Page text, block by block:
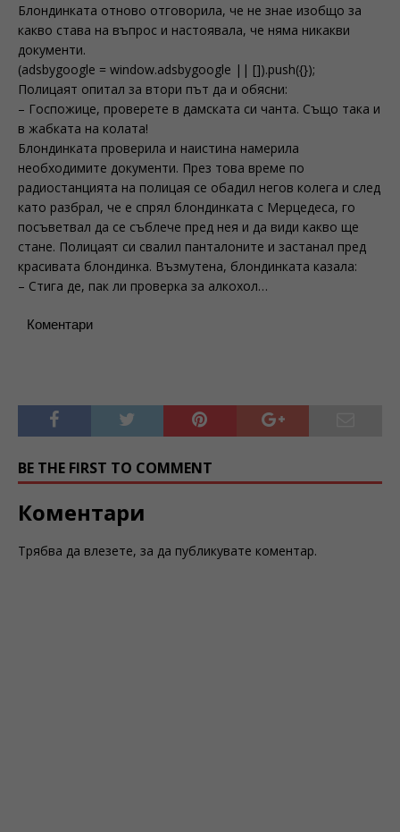
Блондинката отново отговорила, че не знае изобщо за
какво става на въпрос и настоявала, че няма никакви
документи.
(adsbygoogle = window.adsbygoogle || []).push({});
Полицаят опитал за втори път да и обясни:
– Госпожице, проверете в дамската си чанта. Също така и
в жабката на колата!
Блондинката проверила и наистина намерила
необходимите документи. През това време по
радиостанцията на полицая се обадил негов колега и след
като разбрал, че е спрял блондинката с Мерцедеса, го
посъветвал да се съблече пред нея и да види какво ще
стане. Полицаят си свалил панталоните и застанал пред
красивата блондинка. Възмутена, блондинката казала:
– Стига де, пак ли проверка за алкохол…
Коментари
BE THE FIRST TO COMMENT
Коментари
Трябва да влезете, за да публикувате коментар.